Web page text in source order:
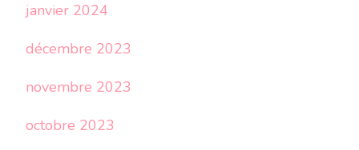
janvier 2024
décembre 2023
novembre 2023
octobre 2023